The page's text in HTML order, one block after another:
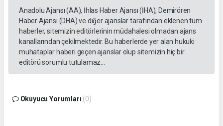
Anadolu Ajansı (AA), İhlas Haber Ajansı (İHA), Demirören
Haber Ajansı (DHA) ve diğer ajanslar tarafından eklenen tüm
haberler, sitemizin editörlerinin müdahalesi olmadan ajans
kanallarından çekilmektedir. Bu haberlerde yer alan hukuki
muhataplar haberi geçen ajanslar olup sitemizin hiç bir
editörü sorumlu tutulamaz...
Okuyucu Yorumları (0)